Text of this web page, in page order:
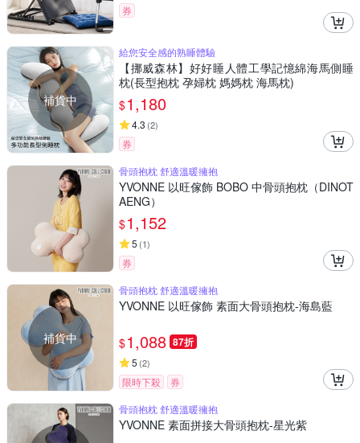
券
補貨中
給您安全感的熟睡體驗
【挪威森林】好好睡人體工學記憶綿海馬側睡
枕(長型抱枕 孕婦枕 媽媽枕 海馬枕)
$1,180
4.3 (2)
券
骨頭抱枕 舒適溫暖擁抱
YVONNE 以旺傢飾 BOBO 中骨頭抱枕（DINOT
AENG）
$1,152
5 (1)
券
補貨中
骨頭抱枕 舒適溫暖擁抱
YVONNE 以旺傢飾 素面大骨頭抱枕-海島藍
$1,088 87折
5 (2)
限時下殺 券
骨頭抱枕 舒適溫暖擁抱
YVONNE 素面拼接大骨頭抱枕-星光紫